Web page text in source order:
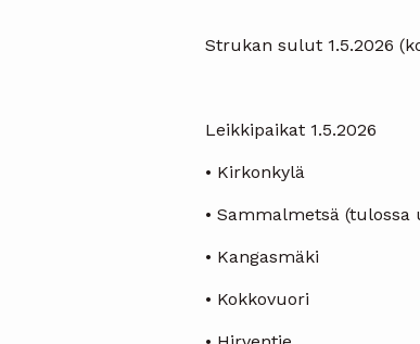
Strukan sulut 1.5.2026
Leikkipaikat 1.5.2026
• Kirkonkylä
• Sammalmetsä
• Kangasmäki
• Kokkovuori